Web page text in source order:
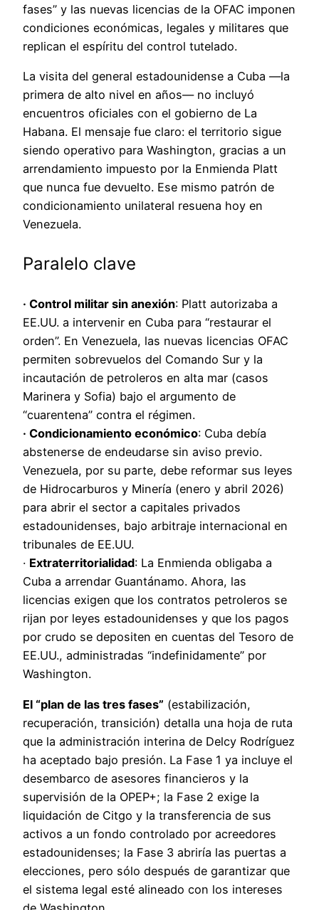
fases” y las nuevas licencias de la OFAC imponen
condiciones económicas, legales y militares que
replican el espíritu del control tutelado.
La visita del general estadounidense a Cuba —la
primera de alto nivel en años— no incluyó
encuentros oficiales con el gobierno de La
Habana. El mensaje fue claro: el territorio sigue
siendo operativo para Washington, gracias a un
arrendamiento impuesto por la Enmienda Platt
que nunca fue devuelto. Ese mismo patrón de
condicionamiento unilateral resuena hoy en
Venezuela.
Paralelo clave
· Control militar sin anexión: Platt autorizaba a
EE.UU. a intervenir en Cuba para “restaurar el
orden”. En Venezuela, las nuevas licencias OFAC
permiten sobrevuelos del Comando Sur y la
incautación de petroleros en alta mar (casos
Marinera y Sofia) bajo el argumento de
“cuarentena” contra el régimen.
· Condicionamiento económico: Cuba debía
abstenerse de endeudarse sin aviso previo.
Venezuela, por su parte, debe reformar sus leyes
de Hidrocarburos y Minería (enero y abril 2026)
para abrir el sector a capitales privados
estadounidenses, bajo arbitraje internacional en
tribunales de EE.UU.
· Extraterritorialidad: La Enmienda obligaba a
Cuba a arrendar Guantánamo. Ahora, las
licencias exigen que los contratos petroleros se
rijan por leyes estadounidenses y que los pagos
por crudo se depositen en cuentas del Tesoro de
EE.UU., administradas “indefinidamente” por
Washington.
El “plan de las tres fases” (estabilización,
recuperación, transición) detalla una hoja de ruta
que la administración interina de Delcy Rodríguez
ha aceptado bajo presión. La Fase 1 ya incluye el
desembarco de asesores financieros y la
supervisión de la OPEP+; la Fase 2 exige la
liquidación de Citgo y la transferencia de sus
activos a un fondo controlado por acreedores
estadounidenses; la Fase 3 abriría las puertas a
elecciones, pero sólo después de garantizar que
el sistema legal esté alineado con los intereses